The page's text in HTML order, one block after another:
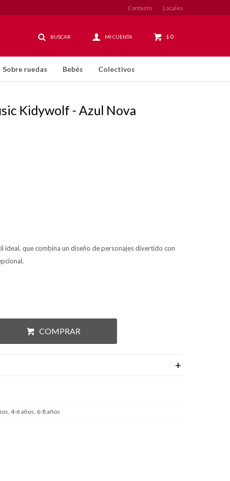
Sobre ruedas Bebés Colectivos
$ 0
Contacto Locales
Kidywolf - Azul Nova
ideal, que combina un diseño de personajes divertido con
COMPRAR
4-6 años, 6-8 años